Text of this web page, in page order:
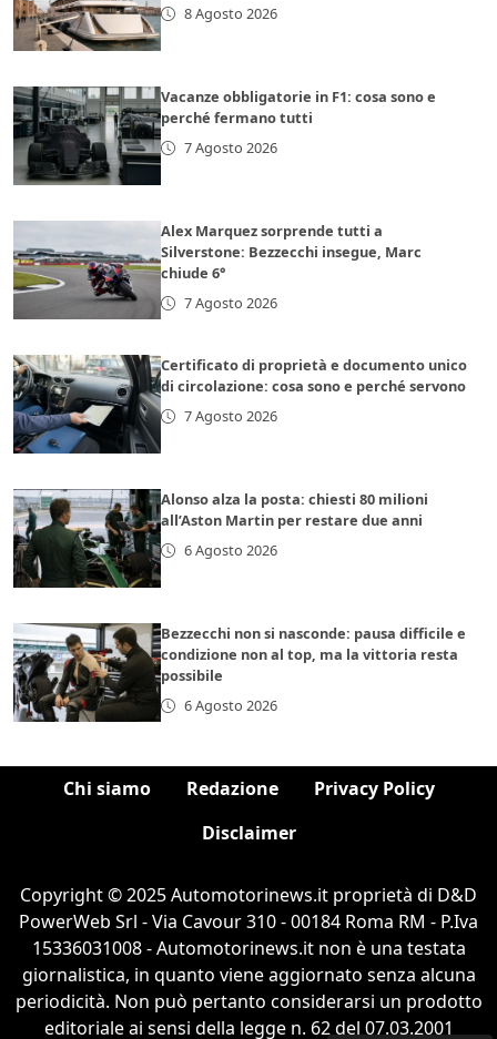
8 Agosto 2026
Vacanze obbligatorie in F1: cosa sono e
perché fermano tutti
7 Agosto 2026
Alex Marquez sorprende tutti a
Silverstone: Bezzecchi insegue, Marc
chiude 6°
7 Agosto 2026
Certificato di proprietà e documento unico
di circolazione: cosa sono e perché servono
7 Agosto 2026
Alonso alza la posta: chiesti 80 milioni
all’Aston Martin per restare due anni
6 Agosto 2026
Bezzecchi non si nasconde: pausa difficile e
condizione non al top, ma la vittoria resta
possibile
6 Agosto 2026
Chi siamo Redazione
Privacy Policy
Disclaimer
Copyright © 2025 Automotorinews.it proprietà di D&D
PowerWeb Srl - Via Cavour 310 - 00184 Roma RM - P.Iva
15336031008 - Automotorinews.it non è una testata
giornalistica, in quanto viene aggiornato senza alcuna
periodicità. Non può pertanto considerarsi un prodotto
editoriale ai sensi della legge n. 62 del 07.03.2001